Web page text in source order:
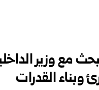
مع وزير
وبناء القدرات